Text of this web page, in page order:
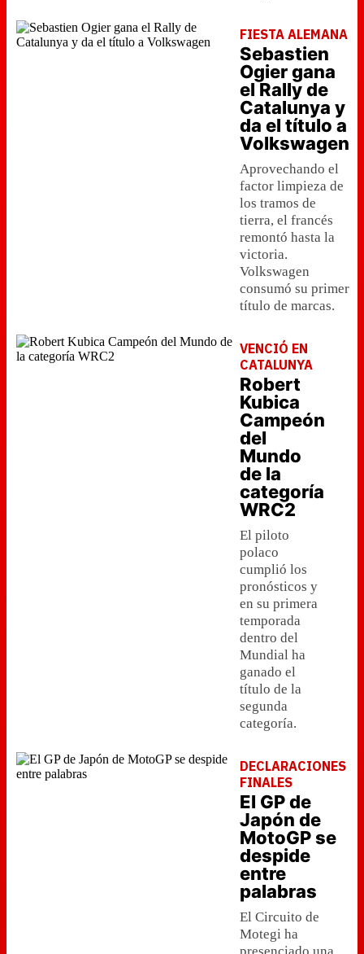
FIESTA ALEMANA
Sebastien
Ogier gana
el Rally de
Catalunya y
da el título a
Volkswagen
Aprovechando el
factor limpieza de
los tramos de
tierra, el francés
remontó hasta la
victoria.
Volkswagen
consumó su primer
título de marcas.
VENCIÓ EN
CATALUNYA
Robert
Kubica
Campeón
del
Mundo
de la
categoría
WRC2
El piloto
polaco
cumplió los
pronósticos y
en su primera
temporada
dentro del
Mundial ha
ganado el
título de la
segunda
categoría.
DECLARACIONES
FINALES
El GP de
Japón de
MotoGP se
despide
entre
palabras
El Circuito de
Motegi ha